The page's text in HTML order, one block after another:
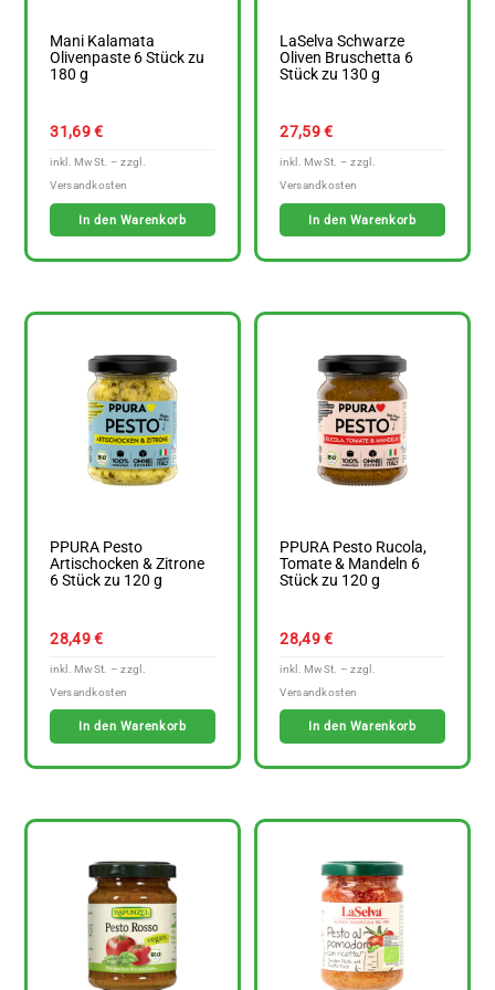
Mani Kalamata
Olivenpaste 6 Stück zu
180 g
31,69€
In den Warenkorb
LaSelva Schwarze
Oliven Bruschetta 6
Stück zu 130 g
27,59€
In den Warenkorb
PPURA Pesto
Artischocken & Zitrone
6 Stück zu 120 g
28,49€
In den Warenkorb
PPURA Pesto Rucola,
Tomate & Mandeln 6
Stück zu 120 g
28,49€
In den Warenkorb